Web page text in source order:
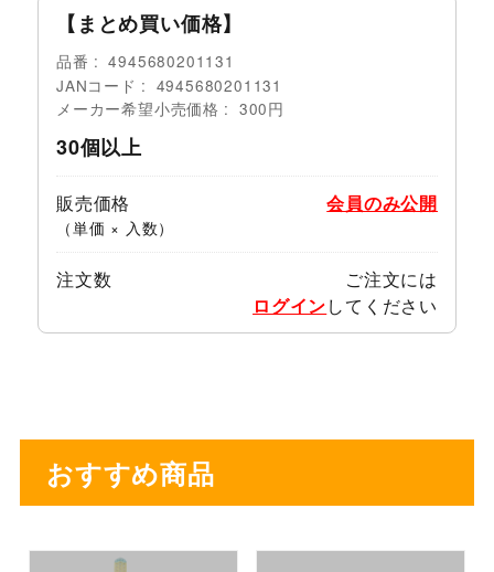
【まとめ買い価格】
品番
4945680201131
JANコード
4945680201131
メーカー希望小売価格
300円
30個以上
販売価格
（単価 × 入数）
会員のみ公開
注文数
ご注文には
ログインしてください
おすすめ商品